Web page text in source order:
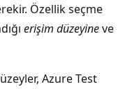
Özellik seçme
erişim düzeyineve
Azure Test